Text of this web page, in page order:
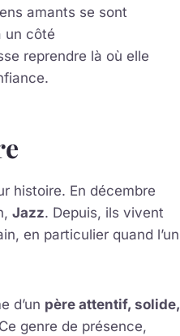
amants se sont
un côté
reprendre là où elle
histoire. En décembre
Jazz. Depuis, ils vivent
en particulier quand l’un
d’un père attentif, solide,
genre de présence,